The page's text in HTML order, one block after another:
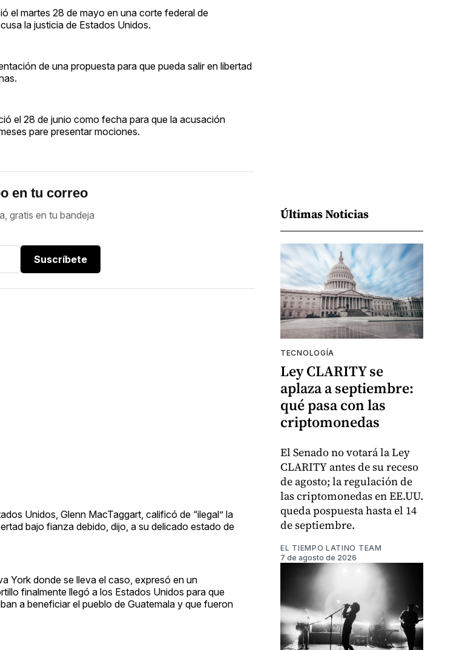
el martes 28 de mayo en una corte federal de
la justicia de Estados Unidos.
de una propuesta para que pueda salir en libertad
el 28 de junio como fecha para que la acusación
pare presentar mociones.
en tu correo
gratis en tu bandeja
Suscríbete
Unidos, Glenn MacTaggart, calificó de “ilegal” la
bajo fianza debido, dijo, a su delicado estado de
York donde se lleva el caso, expresó en un
finalmente llegó a los Estados Unidos para que
a beneficiar el pueblo de Guatemala y que fueron
Últimas Noticias
TECNOLOGÍA
Ley CLARITY se
aplaza a septiembre:
qué pasa con las
criptomonedas
El Senado no votará la Ley
CLARITY antes de su receso
de agosto; la regulación de
las criptomonedas en EE.UU.
queda pospuesta hasta el 14
de septiembre.
EL TIEMPO LATINO TEAM
7 de agosto de 2026